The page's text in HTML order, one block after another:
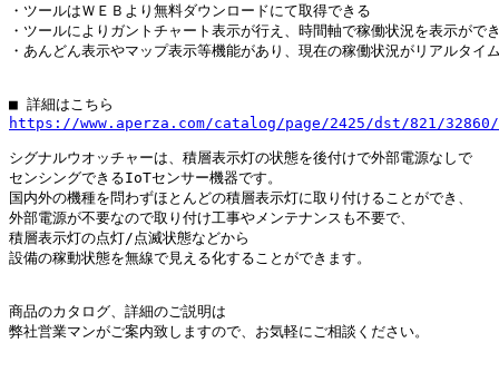
・ツールはＷＥＢより無料ダウンロードにて取得できる
・ツールによりガントチャート表示が行え、時間軸で稼働状況を表示がで
・あんどん表示やマップ表示等機能があり、現在の稼働状況がリアルタイ
https://www.aperza.com/catalog/page/2425/dst/821/32860/
シグナルウオッチャーは、積層表示灯の状態を後付けで外部電源なしで
センシングできるIoTセンサー機器です。
国内外の機種を問わずほとんどの積層表示灯に取り付けることができ、
外部電源が不要なので取り付け工事やメンテナンスも不要で、
積層表示灯の点灯/点滅状態などから
設備の稼動状態を無線で見える化することができます。
商品のカタログ、詳細のご説明は
弊社営業マンがご案内致しますので、お気軽にご相談ください。